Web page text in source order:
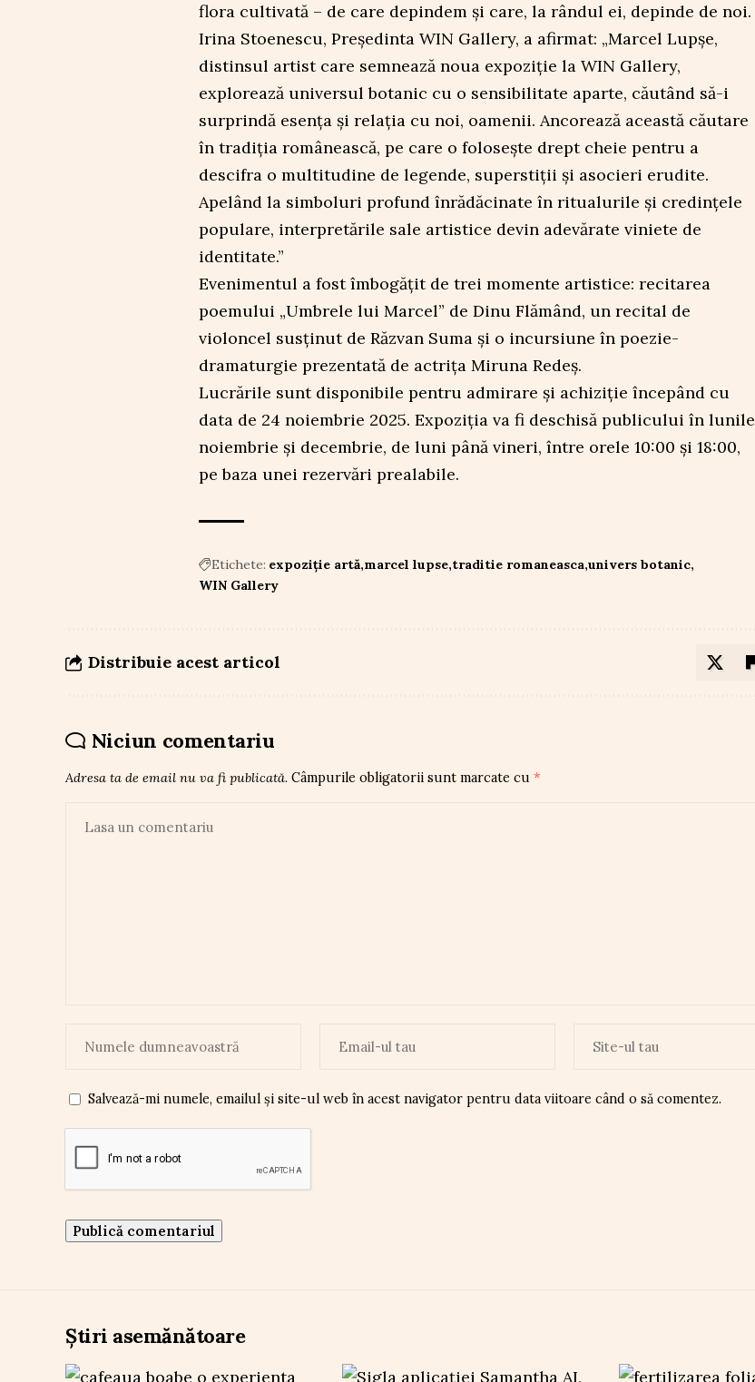
flora cultivată – de care depindem și care, la rândul ei, depinde de noi.
Irina Stoenescu, Președinta WIN Gallery, a afirmat: „Marcel Lupșe,
distinsul artist care semnează noua expoziție la WIN Gallery,
explorează universul botanic cu o sensibilitate aparte, căutând să-i
surprindă esența și relația cu noi, oamenii. Ancorează această căutare
în tradiția românească, pe care o folosește drept cheie pentru a
descifra o multitudine de legende, superstiții și asocieri erudite.
Apelând la simboluri profund înrădăcinate în ritualurile și credințele
populare, interpretările sale artistice devin adevărate viniete de
identitate.”
Evenimentul a fost îmbogățit de trei momente artistice: recitarea
poemului „Umbrele lui Marcel” de Dinu Flămând, un recital de
violoncel susținut de Răzvan Suma și o incursiune în poezie-
dramaturgie prezentată de actrița Miruna Redeș.
Lucrările sunt disponibile pentru admirare și achiziție începând cu
data de 24 noiembrie 2025. Expoziția va fi deschisă publicului în lunile
noiembrie și decembrie, de luni până vineri, între orele 10:00 și 18:00,
pe baza unei rezervări prealabile.
Etichete: expoziție artă marcel lupse traditie romaneasca univers botanic
WIN Gallery
Distribuie acest articol
Niciun comentariu
Adresa ta de email nu va fi publicată. Câmpurile obligatorii sunt marcate cu *
Salvează-mi numele, emailul și site-ul web în acest navigator pentru data viitoare când o să comentez.
Știri asemănătoare